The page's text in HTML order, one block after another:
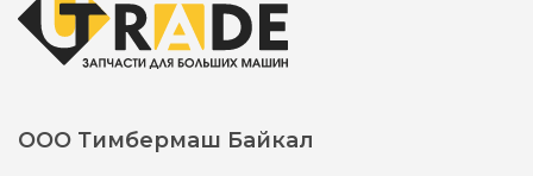
ООО Тимбермаш Байкал